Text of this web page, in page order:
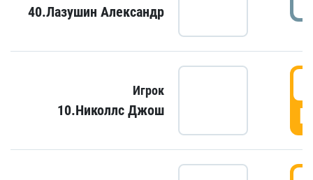
40.Лазушин Александр
Игрок
10.Николлс Джош